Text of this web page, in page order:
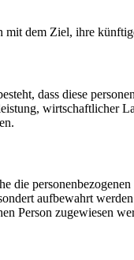
dem Ziel, ihre
dass diese
wirtschaftlicher
die
aufbewahrt
Person zugewiesen